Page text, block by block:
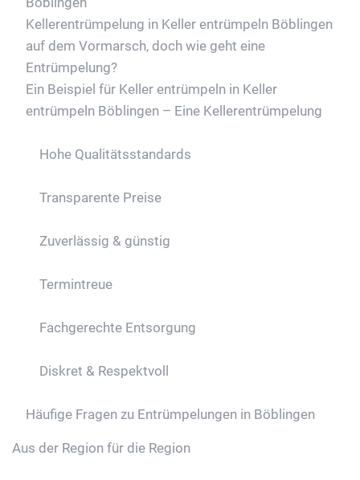
Kellerentrümpelung in Keller entrümpeln Böblingen
auf dem Vormarsch, doch wie geht eine
Entrümpelung?
Ein Beispiel für Keller entrümpeln in Keller
entrümpeln Böblingen – Eine Kellerentrümpelung
Hohe Qualitätsstandards
Transparente Preise
Zuverlässig & günstig
Termintreue
Fachgerechte Entsorgung
Diskret & Respektvoll
Häufige Fragen zu Entrümpelungen in Böblingen
Aus der Region für die Region